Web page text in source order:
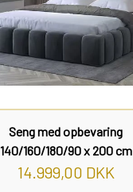
Seng med opbevaring
140/160/180/90 x 200 cm
14.999,00 DKK